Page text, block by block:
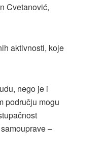
Cvetanović,
aktivnosti, koje
nego je i
području mogu
–